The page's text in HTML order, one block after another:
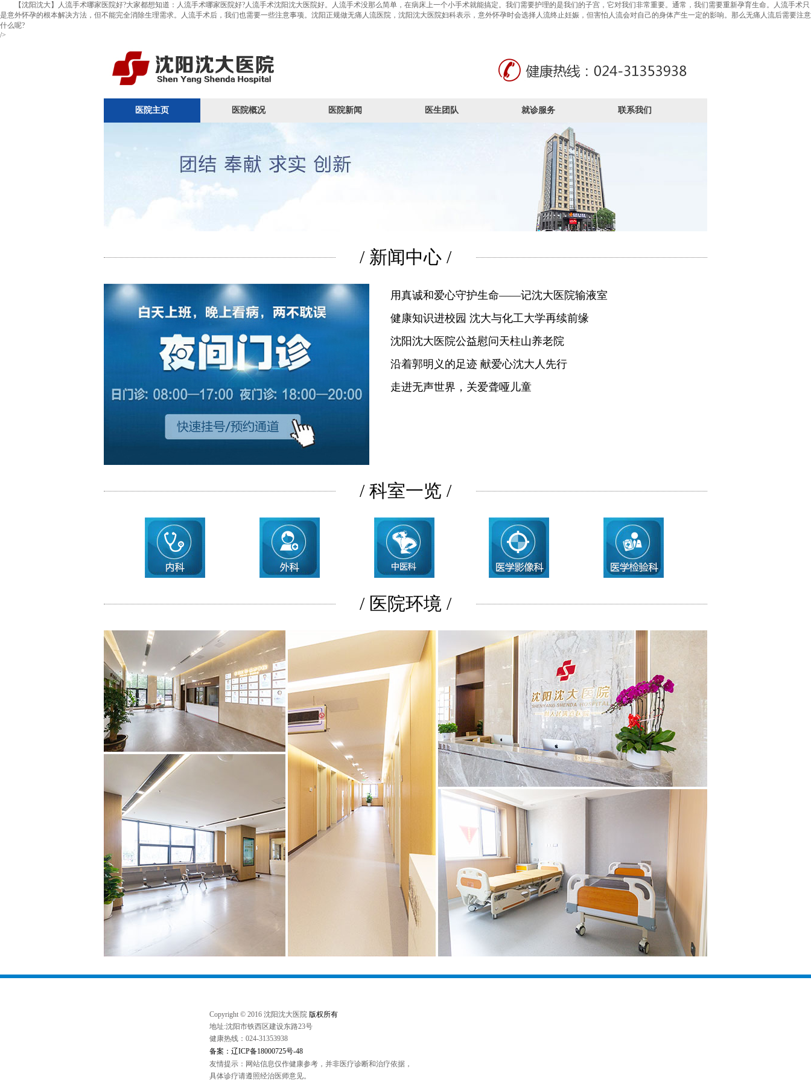
【沈阳沈大】人流手术哪家医院好?大家都想知道：人流手术哪家医院好?人流手术沈阳沈大医院好。人流手术没那么简单，在病床上一个小手术就能搞定。我们需要护理的是我们的子宫，它对我们非常重要。通常，我们需要重新孕育生命。人流手术只
是意外怀孕的根本解决方法，但不能完全消除生理需求。人流手术后，我们也需要一些注意事项。沈阳正规做无痛人流医院，沈阳沈大医院妇科表示，意外怀孕时会选择人流终止妊娠，但害怕人流会对自己的身体产生一定的影响。那么无痛人流后需要注意
什么呢?
/>
医院主页 医院概况 医院新闻 医生团队 就诊服务 联系我们
/ 新闻中心 /
用真诚和爱心守护生命——记沈大医院输液室
健康知识进校园 沈大与化工大学再续前缘
沈阳沈大医院公益慰问天柱山养老院
沿着郭明义的足迹 献爱心沈大人先行
走进无声世界，关爱聋哑儿童
/ 科室一览 /
/ 医院环境 /
Copyright © 2016 沈阳沈大医院 版权所有
地址:沈阳市铁西区建设东路23号
健康热线：024-31353938
备案：辽ICP备18000725号-48
友情提示：网站信息仅作健康参考，并非医疗诊断和治疗依据，
具体诊疗请遵照经治医师意见。